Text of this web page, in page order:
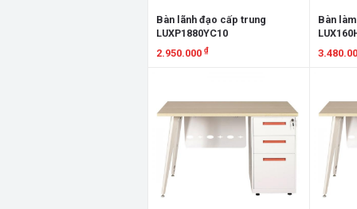
Bàn lãnh đạo cấp trung
LUXP1880YC10
2.950.000 ₫
Bàn